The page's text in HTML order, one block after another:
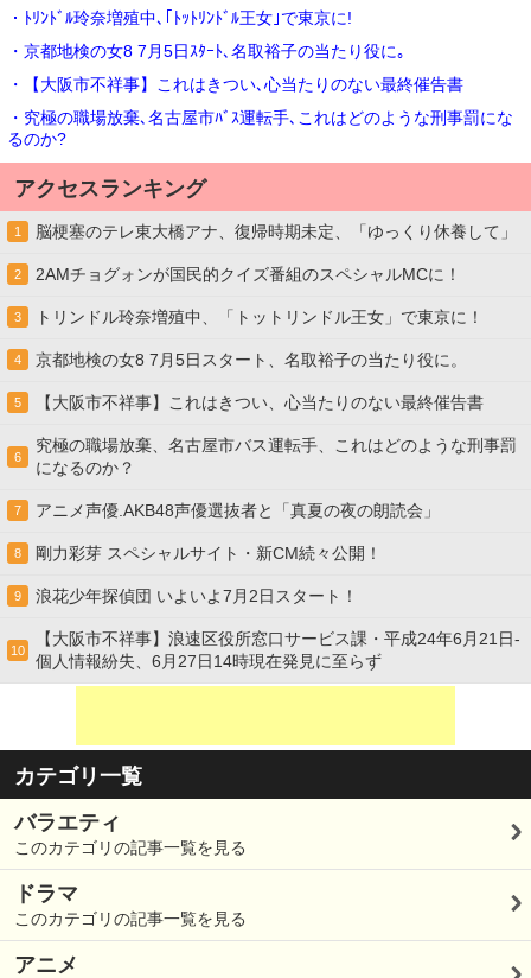
・ﾄﾘﾝﾄﾞﾙ玲奈増殖中､｢ﾄｯﾄﾘﾝﾄﾞﾙ王女｣で東京に!
・京都地検の女8 7月5日ｽﾀｰﾄ､名取裕子の当たり役に｡
・【大阪市不祥事】これはきつい､心当たりのない最終催告書
・究極の職場放棄､名古屋市ﾊﾞｽ運転手､これはどのような刑事罰にな
るのか?
アクセスランキング
1 脳梗塞のテレ東大橋アナ、復帰時期未定、「ゆっくり休養して」
2 2AMチョグォンが国民的クイズ番組のスペシャルMCに！
3 トリンドル玲奈増殖中、「トットリンドル王女」で東京に！
4 京都地検の女8 7月5日スタート、名取裕子の当たり役に。
5 【大阪市不祥事】これはきつい、心当たりのない最終催告書
6
究極の職場放棄、名古屋市バス運転手、これはどのような刑事罰
になるのか？
7 アニメ声優.AKB48声優選抜者と「真夏の夜の朗読会」
8 剛力彩芽 スペシャルサイト・新CM続々公開！
9 浪花少年探偵団 いよいよ7月2日スタート！
10
【大阪市不祥事】浪速区役所窓口サービス課・平成24年6月21日-
個人情報紛失、6月27日14時現在発見に至らず
カテゴリ一覧
バラエティ
このカテゴリの記事一覧を見る
ドラマ
このカテゴリの記事一覧を見る
アニメ